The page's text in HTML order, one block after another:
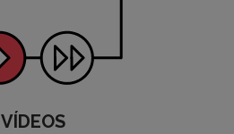
VÍDEOS